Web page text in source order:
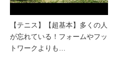
【テニス】【超基本】多くの人
が忘れている！フォームやフッ
トワークよりも…